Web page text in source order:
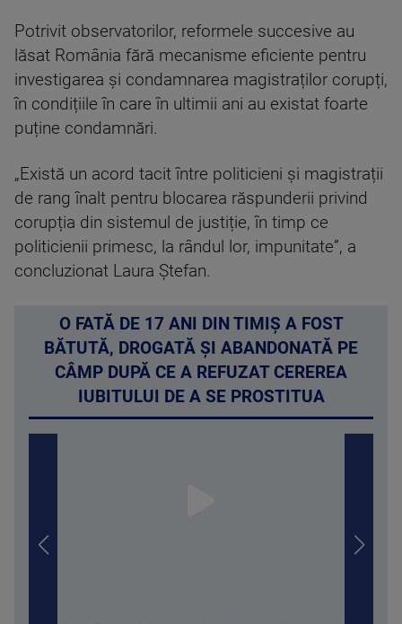
Potrivit observatorilor, reformele succesive au
lăsat România fără mecanisme eficiente pentru
investigarea și condamnarea magistraților corupți,
în condițiile în care în ultimii ani au existat foarte
puține condamnări.
„Există un acord tacit între politicieni și magistrații
de rang înalt pentru blocarea răspunderii privind
corupția din sistemul de justiție, în timp ce
politicienii primesc, la rândul lor, impunitate”, a
concluzionat Laura Ștefan.
O FATĂ DE 17 ANI DIN TIMIȘ A FOST
BĂTUTĂ, DROGATĂ ȘI ABANDONATĂ PE
CÂMP DUPĂ CE A REFUZAT CEREREA
IUBITULUI DE A SE PROSTITUA